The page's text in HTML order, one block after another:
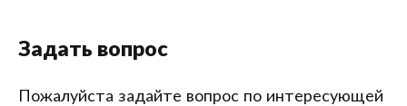
Задать вопрос
Пожалуйста задайте вопрос по интересующей